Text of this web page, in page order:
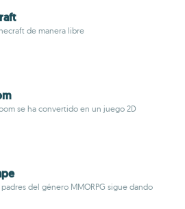
de manera libre
se ha convertido en un juego 2D
del género MMORPG sigue dando